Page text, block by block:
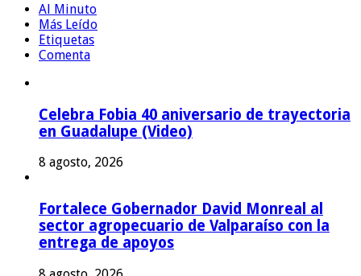
Al Minuto
Más Leído
Etiquetas
Comenta
Celebra Fobia 40 aniversario de trayectoria
en Guadalupe (Video)
8 agosto, 2026
Fortalece Gobernador David Monreal al
sector agropecuario de Valparaíso con la
entrega de apoyos